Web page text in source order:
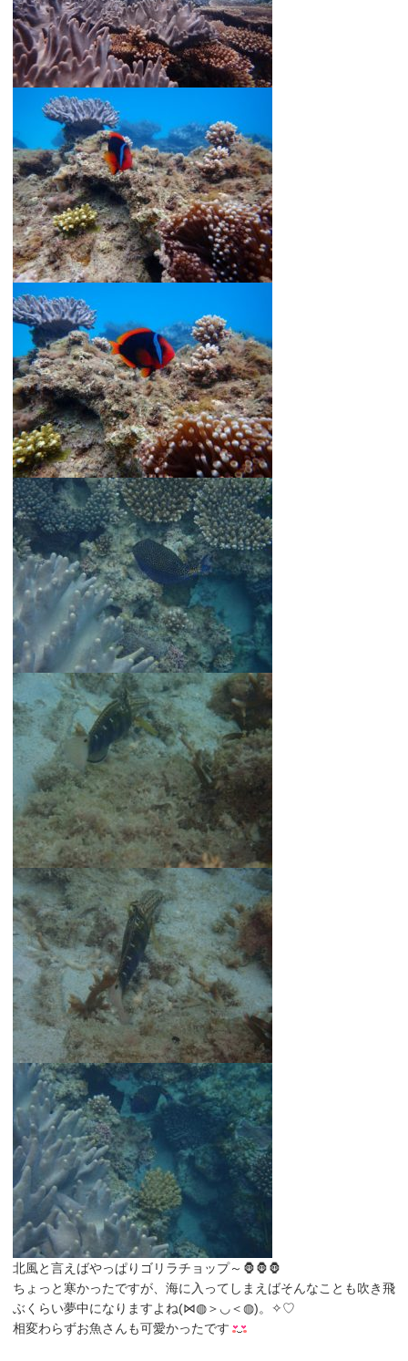
北風と言えばやっぱりゴリラチョップ～🦍🦍🦍
ちょっと寒かったですが、海に入ってしまえばそんなことも吹き飛
ぶくらい夢中になりますよね(⋈◍＞◡＜◍)。✧♡
相変わらずお魚さんも可愛かったです